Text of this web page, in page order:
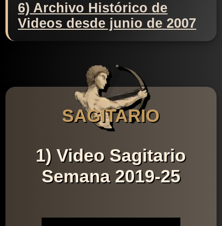
6) Archivo Histórico de
Videos desde junio de 2007
SAGITARIO
1) Video Sagitario
Semana 2019-25